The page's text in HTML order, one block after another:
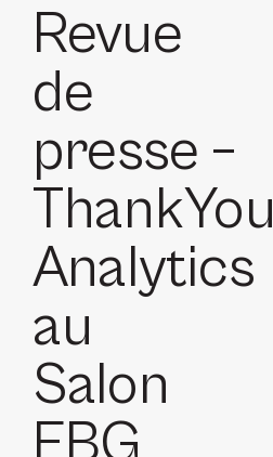
Revue
de
presse –
ThankYou
Analytics
au
Salon